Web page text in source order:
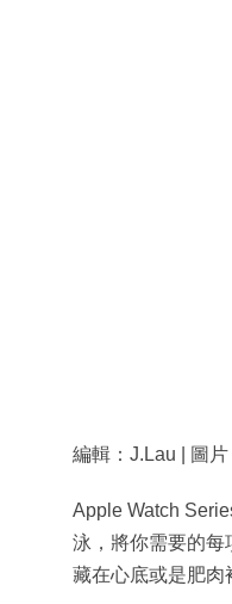
編輯：J.Lau | 圖
Apple Watch
泳，將你需要的每
藏在心底或是肥肉